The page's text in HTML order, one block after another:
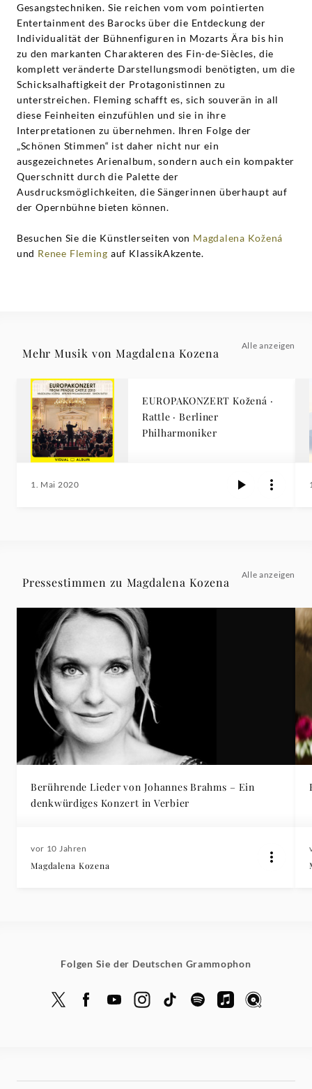
Gesangstechniken. Sie reichen vom vom pointierten
Entertainment des Barocks über die Entdeckung der
Individualität der Bühnenfiguren in Mozarts Ära bis hin
zu den markanten Charakteren des Fin-de-Siècles, die
komplett veränderte Darstellungsmodi benötigten, um die
Schicksalhaftigkeit der Protagonistinnen zu
unterstreichen. Fleming schafft es, sich souverän in all
diese Feinheiten einzufühlen und sie in ihre
Interpretationen zu übernehmen. Ihren Folge der
„Schönen Stimmen“ ist daher nicht nur ein
ausgezeichnetes Arienalbum, sondern auch ein kompakter
Querschnitt durch die Palette der
Ausdrucksmöglichkeiten, die Sängerinnen überhaupt auf
der Opernbühne bieten können.
Besuchen Sie die Künstlerseiten von Magdalena Kožená
und Renee Fleming auf KlassikAkzente.
Mehr Musik von Magdalena Kozena
Alle anzeigen
EUROPAKONZERT Kožená ·
Rattle · Berliner
Philharmoniker
1. Mai 2020
Pressestimmen zu Magdalena Kozena
Alle anzeigen
Berührende Lieder von Johannes Brahms – Ein
denkwürdiges Konzert in Verbier
vor 10 Jahren
Magdalena Kozena
Folgen Sie der Deutschen Grammophon